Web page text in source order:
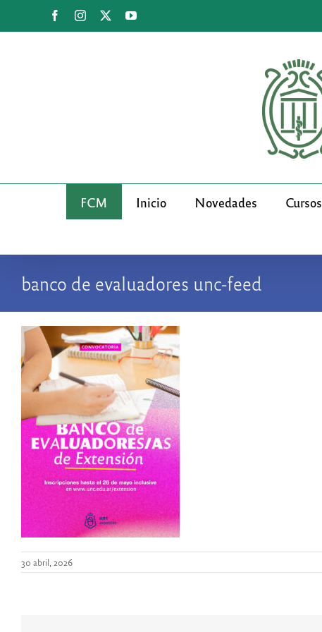
FacebookInstagram YouTube
FCM Inicio Novedades Cursos
banco de evaluadores unc-feed
30 abril, 2026